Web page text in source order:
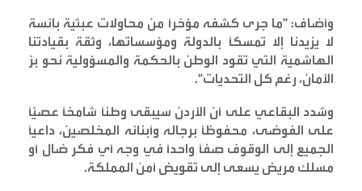
وأضاف: "ما جرى كشفه مؤخراً من محاولات عبثية بائسة
لا يزيدنا إلا تمسكًا بالدولة ومؤسساتها، وثقة بقيادتنا
الهاشمية التي تقود الوطن بالحكمة والمسؤولية نحو برّ
الأمان، رغم كل التحديات".
وشدد البقاعي على أن الأردن سيبقى وطنًا شامخًا عصيًّا
على الفوضى، محفوظًا برجاله وأبنائه المخلصين، داعيًا
الجميع إلى الوقوف صفًا واحدًا في وجه أي فكر ضال أو
مسلك مريض يسعى إلى تقويض أمن المملكة.